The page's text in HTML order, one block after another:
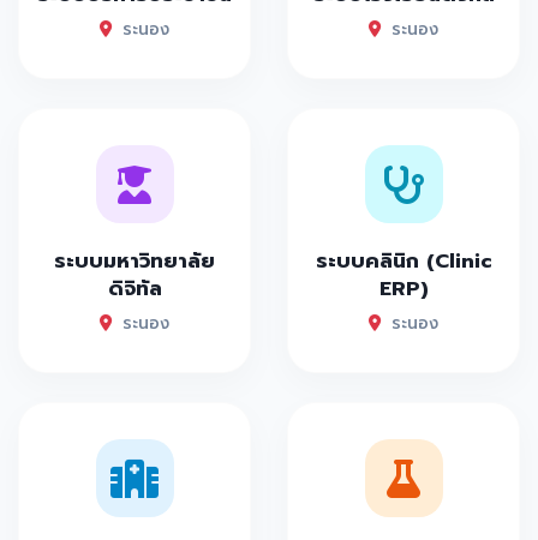
ระนอง ระนอง
ระบบมหาวิทยาลัย
ดิจิทัล
ระนอง
ระบบคลินิก (Clinic
ERP)
ระนอง